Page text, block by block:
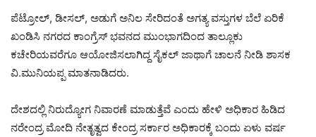
ಪೆಟ್ರೋಲ್, ಡೀಸಲ್, ಅಡುಗೆ ಅನಿಲ ಸೇರಿದಂತೆ ಅಗತ್ಯ ವಸ್ತುಗಳ ಬೆಲೆ ಏರಿಕೆ
ಖಂಡಿಸಿ ನಗರದ ಕಾಂಗ್ರೆಸ್ ಭವನದ ಮುಂಭಾಗದಿಂದ ತಾಲ್ಲೂಕು
ಕಚೇರಿಯವರೆಗೂ ಆಯೋಜಿಸಲಾಗಿದ್ದ ಸೈಕಲ್ ಜಾಥಾಗೆ ಚಾಲನೆ ನೀಡಿ ಶಾಸಕ
ವಿ.ಮುನಿಯಪ್ಪ ಮಾತನಾಡಿದರು.
ದೇಶದಲ್ಲಿ ನಿರುದ್ಯೋಗ ನಿವಾರಣೆ ಮಾಡುತ್ತೆವೆ ಎಂದು ಹೇಳಿ ಅಧಿಕಾರ ಹಿಡಿದ
ನರೇಂದ್ರ ಮೋದಿ ನೇತೃತ್ವದ ಕೇಂದ್ರ ಸರ್ಕಾರ ಅಧಿಕಾರಕ್ಕೆ ಬಂದು ಏಳು ವರ್ಷ